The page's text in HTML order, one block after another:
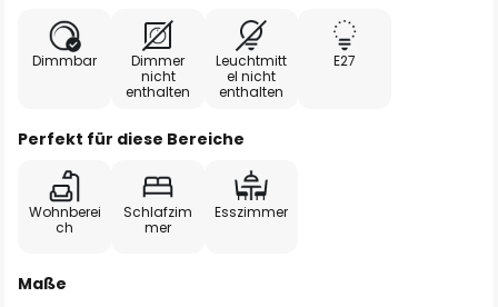
Dimmbar
Dimmer
nicht
enthalten
Leuchtmitt
el nicht
enthalten
E27
Perfekt für diese Bereiche
Wohnberei
ch
Schlafzim
mer
Esszimmer
Maße